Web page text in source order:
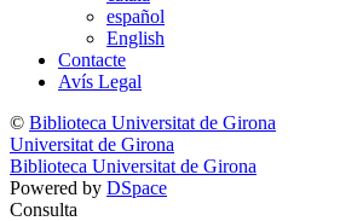
español
English
Contacte
Avís Legal
© Biblioteca Universitat de Girona
Universitat de Girona
Biblioteca Universitat de Girona
Powered by DSpace
Consulta